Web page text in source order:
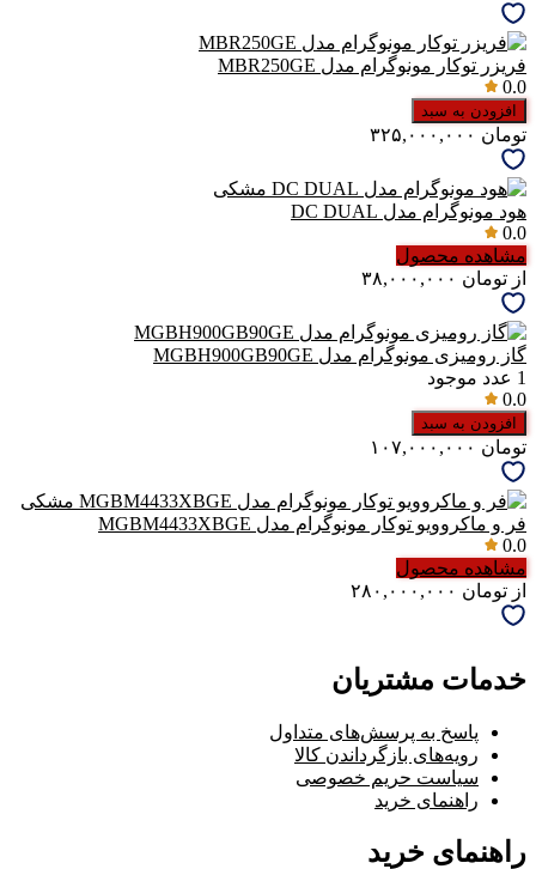
فریزر توکار مونوگرام مدل MBR250GE
0.0
افزودن به سبد
تومان
هود مونوگرام مدل DC DUAL
0.0
مشاهده محصول
از تومان
گاز رومیزی مونوگرام مدل MGBH900GB90GE
1 عدد موجود
0.0
افزودن به سبد
تومان
فر و ماکروویو توکار مونوگرام مدل MGBM4433XBGE
0.0
مشاهده محصول
از تومان
خدمات مشتریان
پاسخ به پرسش‌های متداول
رویه‌های بازگرداندن کالا
سیاست حریم خصوصی
راهنمای خرید
راهنمای خرید